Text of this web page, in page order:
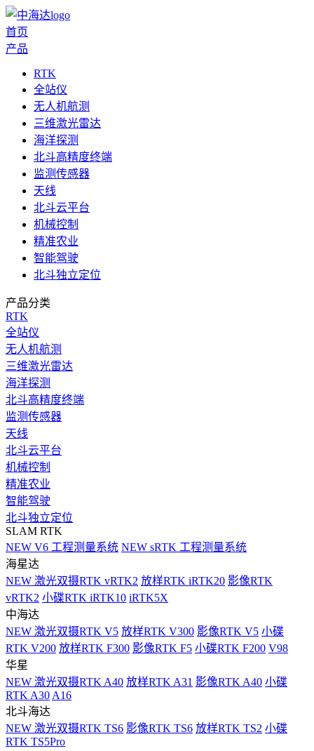
首页
产品
RTK
全站仪
无人机航测
三维激光雷达
海洋探测
北斗高精度终端
监测传感器
天线
北斗云平台
机械控制
精准农业
智能驾驶
北斗独立定位
产品分类
RTK
全站仪
无人机航测
三维激光雷达
海洋探测
北斗高精度终端
监测传感器
天线
北斗云平台
机械控制
精准农业
智能驾驶
北斗独立定位
SLAM RTK
NEW V6 工程测量系统 NEW sRTK 工程测量系统
海星达
NEW 激光双摄RTK vRTK2 放样RTK iRTK20 影像RTK
vRTK2 小碟RTK iRTK10 iRTK5X
中海达
NEW 激光双摄RTK V5 放样RTK V300 影像RTK V5 小碟
RTK V200 放样RTK F300 影像RTK F5 小碟RTK F200 V98
华星
NEW 激光双摄RTK A40 放样RTK A31 影像RTK A40 小碟
RTK A30 A16
北斗海达
NEW 激光双摄RTK TS6 影像RTK TS6 放样RTK TS2 小碟
RTK TS5Pro